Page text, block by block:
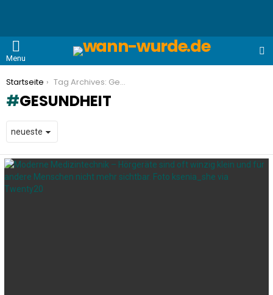
Menu
You are here:
Startseite Tag Archives: Gesundheit
GESUNDHEIT
LATEST
STORIES